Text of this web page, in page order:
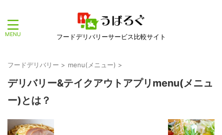
フードデリバリーサービス比較サイト
フードデリバリー > menu(メニュー) >
デリバリー&テイクアウトアプリmenu(メニュ
ー)とは？